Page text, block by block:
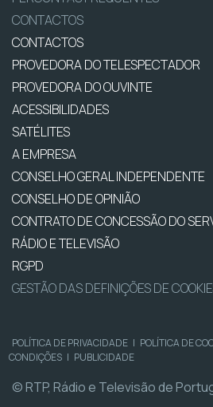
CONTACTOS
CONTACTOS
PROVEDORA DO TELESPECTADOR
PROVEDORA DO OUVINTE
ACESSIBILIDADES
SATÉLITES
A EMPRESA
CONSELHO GERAL INDEPENDENTE
CONSELHO DE OPINIÃO
CONTRATO DE CONCESSÃO DO
RÁDIO E TELEVISÃO
RGPD
GESTÃO DAS DEFINIÇÕES DE
POLÍTICA DE PRIVACIDADE | POLÍTICA DE
CONDIÇÕES | PUBLICIDADE
© RTP, Rádio e Televisão de